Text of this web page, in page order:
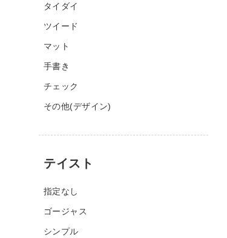
タイダイ
ツイード
マット
手書き
チェック
その他(デザイン)
テイスト
指定なし
ゴージャス
シンプル